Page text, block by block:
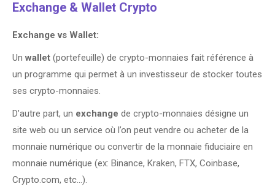
Exchange & Wallet Crypto
Exchange vs Wallet:
Un wallet (portefeuille) de crypto-monnaies fait référence à
un programme qui permet à un investisseur de stocker toutes
ses crypto-monnaies.
D’autre part, un exchange de crypto-monnaies désigne un
site web ou un service où l’on peut vendre ou acheter de la
monnaie numérique ou convertir de la monnaie fiduciaire en
monnaie numérique (ex: Binance, Kraken, FTX, Coinbase,
Crypto.com, etc…).